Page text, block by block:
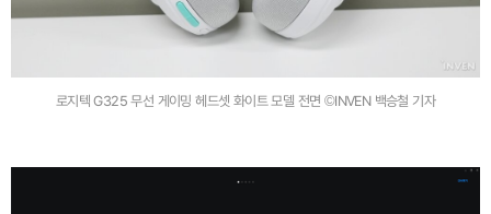
로지텍 G325 무선 게이밍 헤드셋 화이트 모델 전면 ©INVEN 백승철 기자